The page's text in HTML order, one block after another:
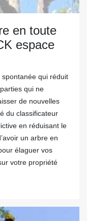
en toute
espace
qui réduit
qui ne
de nouvelles
du classificateur
en réduisant le
un arbre en
élaguer vos
votre propriété